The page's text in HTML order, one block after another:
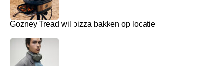
Gozney Tread wil pizza bakken op locatie